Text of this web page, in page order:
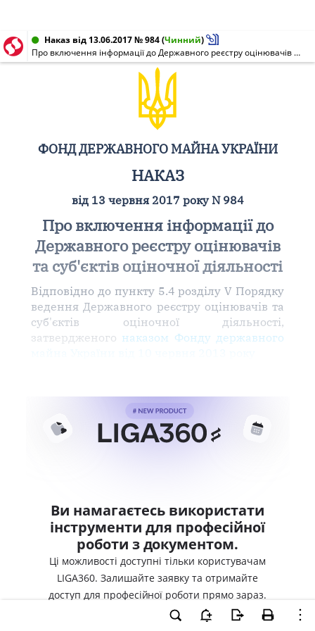
Наказ від 13.06.2017 № 984(Чинний)
Про включення інформації до Державного реєстру оцінювачів та суб'єктів оціночної діяльності
ФОНД ДЕРЖАВНОГО МАЙНА УКРАЇНИ
НАКАЗ
від 13 червня 2017 року N 984
Про включення інформації до
Державного реєстру оцінювачів
та суб'єктів оціночної діяльності
Відповідно до пункту 5.4 розділу V Порядку
ведення Державного реєстру оцінювачів та
суб'єктів оціночної діяльності,
затвердженого наказом Фонду державного
Ви намагаєтесь використати
інструменти для професійної
роботи з документом.
Ці можливості доступні тільки користувачам
LIGA360. Залишайте заявку та отримайте
доступ для професійної роботи прямо зараз.